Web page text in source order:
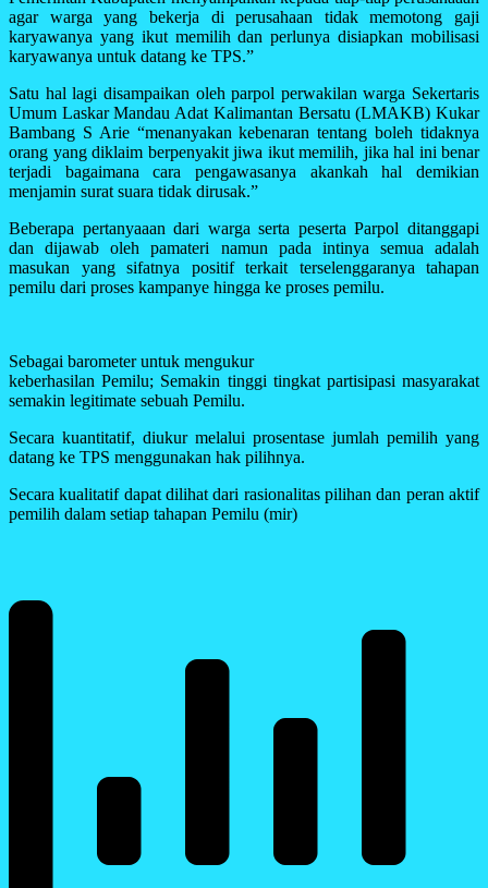
agar warga yang bekerja di perusahaan tidak memotong gaji
karyawanya yang ikut memilih dan perlunya disiapkan mobilisasi
karyawanya untuk datang ke TPS.”
Satu hal lagi disampaikan oleh parpol perwakilan warga Sekertaris
Umum Laskar Mandau Adat Kalimantan Bersatu (LMAKB) Kukar
Bambang S Arie “menanyakan kebenaran tentang boleh tidaknya
orang yang diklaim berpenyakit jiwa ikut memilih, jika hal ini benar
terjadi bagaimana cara pengawasanya akankah hal demikian
menjamin surat suara tidak dirusak.”
Beberapa pertanyaaan dari warga serta peserta Parpol ditanggapi
dan dijawab oleh pamateri namun pada intinya semua adalah
masukan yang sifatnya positif terkait terselenggaranya tahapan
pemilu dari proses kampanye hingga ke proses pemilu.
Sebagai barometer untuk mengukur
keberhasilan Pemilu; Semakin tinggi tingkat partisipasi masyarakat
semakin legitimate sebuah Pemilu.
Secara kuantitatif, diukur melalui prosentase jumlah pemilih yang
datang ke TPS menggunakan hak pilihnya.
Secara kualitatif dapat dilihat dari rasionalitas pilihan dan peran aktif
pemilih dalam setiap tahapan Pemilu (mir)